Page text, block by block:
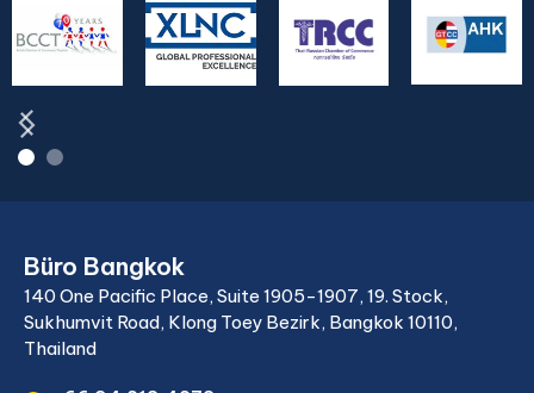
Büro Bangkok
140 One Pacific Place, Suite 1905-1907, 19. Stock,
Sukhumvit Road, Klong Toey Bezirk, Bangkok 10110,
Thailand